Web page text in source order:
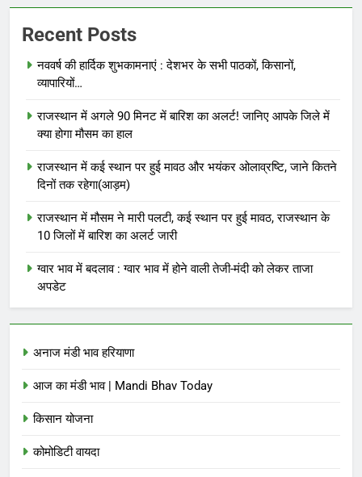
Recent Posts
नववर्ष की हार्दिक शुभकामनाएं : देशभर के सभी पाठकों, किसानों,
व्यापारियों…
राजस्थान में अगले 90 मिनट में बारिश का अलर्ट! जानिए आपके जिले में
क्या होगा मौसम का हाल
राजस्थान में कई स्थान पर हुई मावठ और भयंकर ओलाव्रष्टि, जाने कितने
दिनों तक रहेगा(आड़म)
राजस्थान में मौसम ने मारी पलटी, कई स्थान पर हुई मावठ, राजस्थान के
10 जिलों में बारिश का अलर्ट जारी
ग्वार भाव में बदलाव : ग्वार भाव में होने वाली तेजी-मंदी को लेकर ताजा
अपडेट
अनाज मंडी भाव हरियाणा
आज का मंडी भाव | Mandi Bhav Today
किसान योजना
कोमोडिटी वायदा